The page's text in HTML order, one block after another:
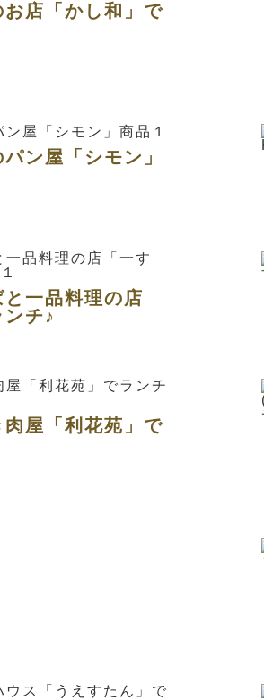
店「かし和」で
ン屋「シモン」
一品料理の店
ンチ♪
屋「利花苑」で